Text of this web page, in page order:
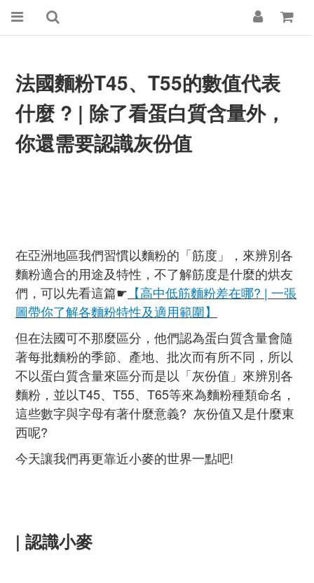
法國麵粉T45、T55的數值代表
什麼? | 除了看蛋白質含量外，
你還需要認識灰份值
在亞洲地區我們習慣以麵粉的「筋度」，來辨別各
麵粉適合的用途及特性，不了解筋度是什麼的烘友
們，可以先看這篇☛ 【高中低筋麵粉差在哪? | 一張
圖帶你了解各麵粉特性及適用範圍】
但在法國可不那麼區分，他們認為蛋白質含量會隨
著每批麵粉的季節、產地、批次而有所不同，所以
不以蛋白質含量來區分而是以「灰份值」來辨別各
麵粉，並以T45、T55、T65等來為麵粉種類命名，
這些數字與字母有著什麼意義? 灰份值又是什麼東
西呢?
今天讓我們再更靠近小麥的世界一點吧!
| 認識小麥